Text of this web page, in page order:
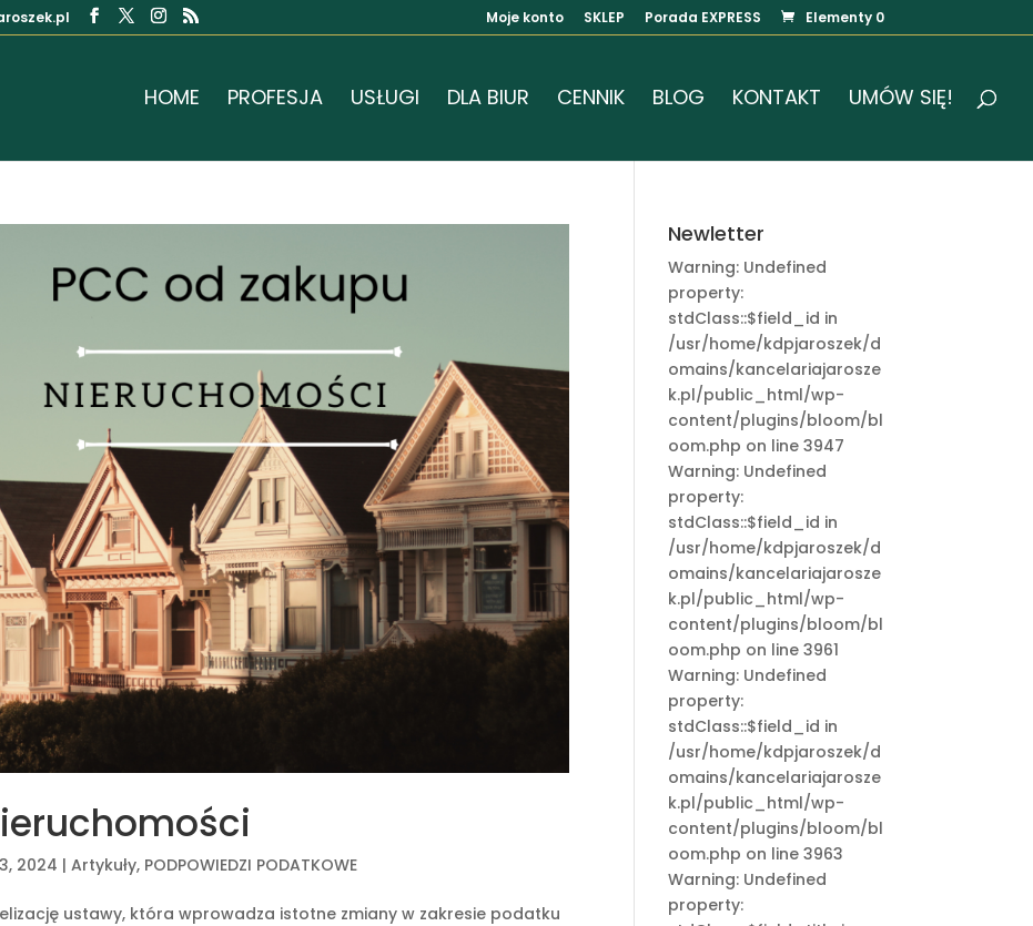
Moje konto SKLEP Porada EXPRESS Elementy 0
HOME PROFESJA USŁUGI DLA BIUR CENNIK BLOG KONTAKT UMÓW SIĘ!
2024 |Artykuły, PODPOWIEDZI PODATKOWE
ustawy, która wprowadza istotne zmiany w zakresie podatku
Newletter
Warning: Undefined
property:
stdClass::$field_id in
/usr/home/kdpjaroszek/d
omains/kancelariajarosze
k.pl/public_html/wp-
content/plugins/bloom/bl
oom.php on line 3947
Warning: Undefined
property:
stdClass::$field_id in
/usr/home/kdpjaroszek/d
omains/kancelariajarosze
k.pl/public_html/wp-
content/plugins/bloom/bl
oom.php on line 3961
Warning: Undefined
property:
stdClass::$field_id in
/usr/home/kdpjaroszek/d
omains/kancelariajarosze
k.pl/public_html/wp-
content/plugins/bloom/bl
oom.php on line 3963
Warning: Undefined
property: